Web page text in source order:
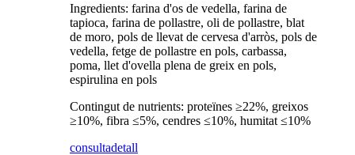
Ingredients: farina d'os de vedella, farina de
tapioca, farina de pollastre, oli de pollastre, blat
de moro, pols de llevat de cervesa d'arròs, pols de
vedella, fetge de pollastre en pols, carbassa,
poma, llet d'ovella plena de greix en pols,
espirulina en pols
Contingut de nutrients: proteïnes ≥22%, greixos
≥10%, fibra ≤5%, cendres ≤10%, humitat ≤10%
consultadetall